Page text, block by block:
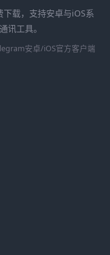
载，支持安卓与iOS系
讯工具。
安卓/iOS官方客户端